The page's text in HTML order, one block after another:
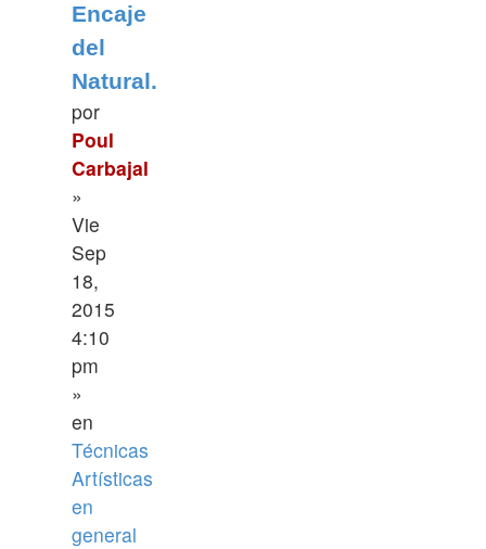
Encaje
del
Natural.
por
Poul
Carbajal
»
Vie
Sep
18,
2015
4:10
pm
»
en
Técnicas
Artísticas
en
general